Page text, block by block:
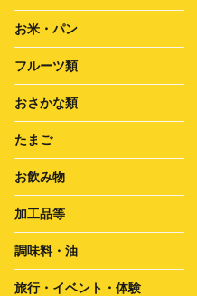
お米・パン
フルーツ類
おさかな類
たまご
お飲み物
加工品等
調味料・油
旅行・イベント・体験